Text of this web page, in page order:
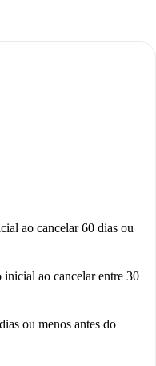
ao cancelar 60 dias ou
inicial ao cancelar entre 30
ou menos antes do